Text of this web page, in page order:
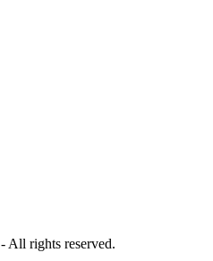
- All rights reserved.